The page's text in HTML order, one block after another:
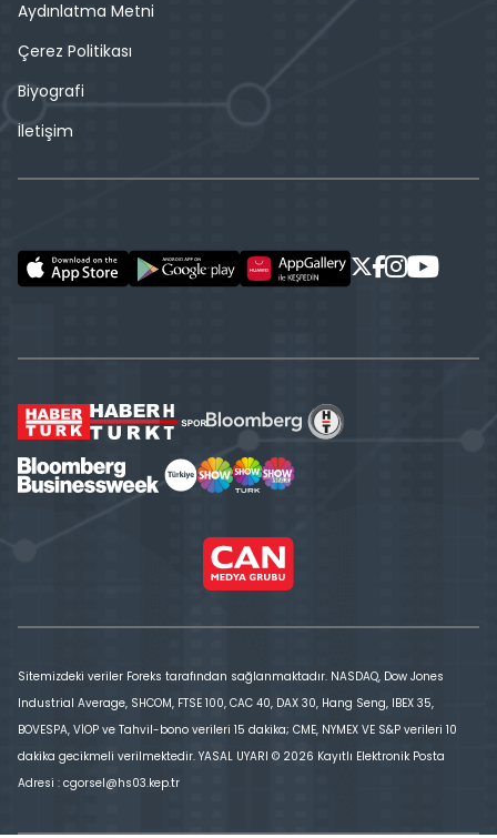
Aydınlatma Metni
Çerez Politikası
Biyografi
İletişim
Sitemizdeki veriler Foreks tarafından sağlanmaktadır. NASDAQ, Dow Jones
Industrial Average, SHCOM, FTSE 100, CAC 40, DAX 30, Hang Seng, IBEX 35,
BOVESPA, VİOP ve Tahvil-bono verileri 15 dakika; CME, NYMEX VE S&P verileri 10
dakika gecikmeli verilmektedir. YASAL UYARI © 2026 Kayıtlı Elektronik Posta
Adresi : cgorsel@hs03.kep.tr